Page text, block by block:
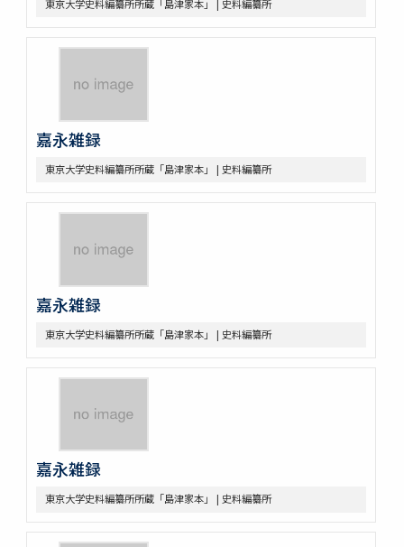
東京大学史料編纂所所蔵「島津家本」 | 史料編纂所
嘉永雑録
東京大学史料編纂所所蔵「島津家本」 | 史料編纂所
嘉永雑録
東京大学史料編纂所所蔵「島津家本」 | 史料編纂所
嘉永雑録
東京大学史料編纂所所蔵「島津家本」 | 史料編纂所